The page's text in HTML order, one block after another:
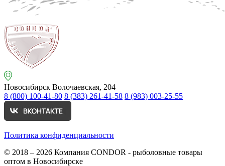
Новосибирск Волочаевская, 204
8 (800) 100-41-80 8 (383) 261-41-58 8 (983) 003-25-55
Политика конфиденциальности
© 2018 – 2026 Компания CONDOR - рыболовные товары
оптом в Новосибирске